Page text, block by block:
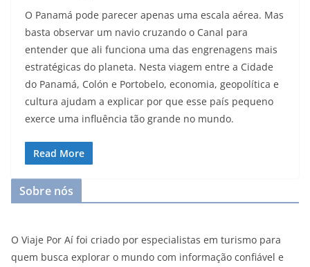
O Panamá pode parecer apenas uma escala aérea. Mas
basta observar um navio cruzando o Canal para
entender que ali funciona uma das engrenagens mais
estratégicas do planeta. Nesta viagem entre a Cidade
do Panamá, Colón e Portobelo, economia, geopolítica e
cultura ajudam a explicar por que esse país pequeno
exerce uma influência tão grande no mundo.
Read More
Sobre nós
O Viaje Por Aí foi criado por especialistas em turismo para
quem busca explorar o mundo com informação confiável e